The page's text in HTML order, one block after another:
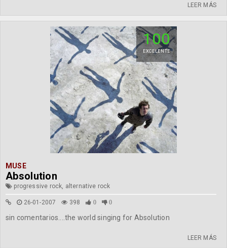
LEER MÁS
100
EXCELENTE
MUSE
Absolution
progressive rock, alternative rock
26-01-2007 398 0 0
sin comentarios....the world singing for Absolution
LEER MÁS